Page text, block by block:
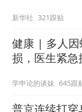
新华社 321跟贴
健康 | 多人因
损，医生紧急
学申论的谈妹 645跟
普京连续打穿